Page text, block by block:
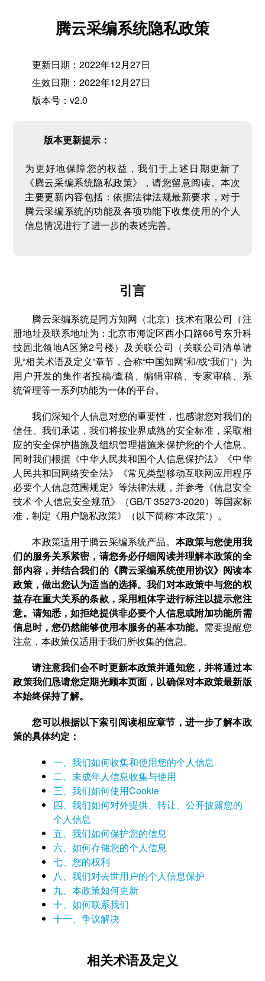
腾云采编系统隐私政策
更新日期：2022年12月27日
生效日期：2022年12月27日
版本号：v2.0
版本更新提示：
为更好地保障您的权益，我们于上述日期更新了
《腾云采编系统隐私政策》，请您留意阅读。本次
主要更新内容包括：依据法律法规最新要求，对于
腾云采编系统的功能及各项功能下收集使用的个人
信息情况进行了进一步的表述完善。
引言
腾云采编系统是同方知网（北京）技术有限公司（注
册地址及联系地址为：北京市海淀区西小口路66号东升科
技园北领地A区第2号楼）及关联公司（关联公司清单请
见“相关术语及定义”章节，合称“中国知网”和/或“我们”）为
用户开发的集作者投稿/查稿、编辑审稿、专家审稿、系
统管理等一系列功能为一体的平台。
我们深知个人信息对您的重要性，也感谢您对我们的
信任。我们承诺，我们将按业界成熟的安全标准，采取相
应的安全保护措施及组织管理措施来保护您的个人信息。
同时我们根据《中华人民共和国个人信息保护法》《中华
人民共和国网络安全法》《常见类型移动互联网应用程序
必要个人信息范围规定》等法律法规，并参考《信息安全
技术 个人信息安全规范》（GB/T 35273-2020）等国家标
准，制定《用户隐私政策》（以下简称“本政策”）。
本政策适用于腾云采编系统产品。 本政策与您使用我
们的服务关系紧密，请您务必仔细阅读并理解本政策的全
部内容，并结合我们的《腾云采编系统使用协议》阅读本
政策，做出您认为适当的选择。我们对本政策中与您的权
益存在重大关系的条款，采用粗体字进行标注以提示您注
意。请知悉，如拒绝提供非必要个人信息或附加功能所需
信息时，您仍然能够使用本服务的基本功能。 需要提醒您
注意，本政策仅适用于我们所收集的信息。
请注意我们会不时更新本政策并通知您，并将通过本
政策我们恳请您定期光顾本页面，以确保对本政策最新版
本始终保持了解。
您可以根据以下索引阅读相应章节，进一步了解本政
策的具体约定：
一、我们如何收集和使用您的个人信息
二、未成年人信息收集与使用
三、我们如何使用Cookie
四、我们如何对外提供、转让、公开披露您的
个人信息
五、我们如何保护您的信息
六、如何存储您的个人信息
七、您的权利
八、我们对去世用户的个人信息保护
九、本政策如何更新
十、如何联系我们
十一、争议解决
相关术语及定义